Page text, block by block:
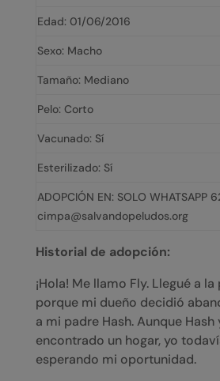
Edad: 01/06/2016
Sexo: Macho
Tamaño: Mediano
Pelo: Corto
Vacunado: Sí
Esterilizado: Sí
ADOPCIÓN EN: SOLO WHATSAPP
cimpa@salvandopeludos.org
Historial de adopción:
¡Hola! Me llamo Fly. Llegué a
porque mi dueño decidió
a mi padre Hash. Aunque Hash
encontrado un hogar, yo
esperando mi oportunidad.